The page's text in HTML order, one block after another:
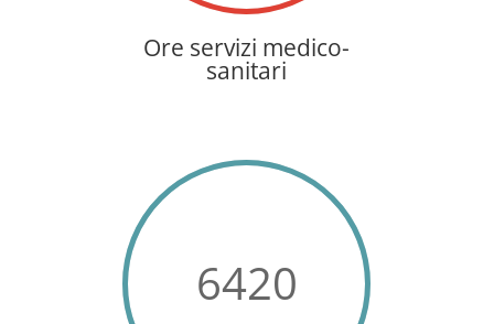
Ore servizi medico-
sanitari
6420